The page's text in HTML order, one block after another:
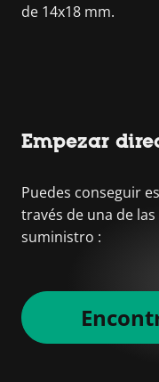
de 14x18 mm.
Empezar
Puedes conseguir
través de una de
suministro :